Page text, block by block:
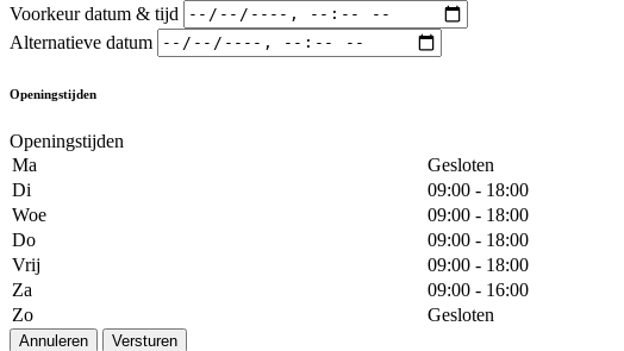
Voorkeur datum & tijd
Alternatieve datum
Openingstijden
Openingstijden
Ma
Gesloten
Di
09:00 - 18:00
Woe
09:00 - 18:00
Do
09:00 - 18:00
Vrij
09:00 - 18:00
Za
09:00 - 16:00
Zo
Gesloten
Annuleren Versturen